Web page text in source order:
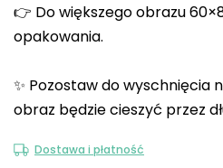
👉 Do większego obrazu
opakowania.
✨ Pozostaw do wyschnięcia
obraz będzie cieszyć przez
Dostawa i płatność